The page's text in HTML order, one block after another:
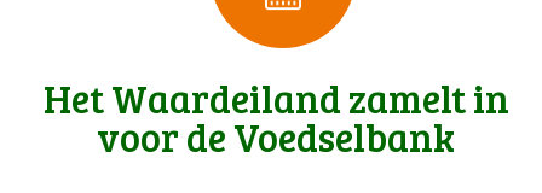
Het Waardeiland zamelt in
voor de Voedselbank